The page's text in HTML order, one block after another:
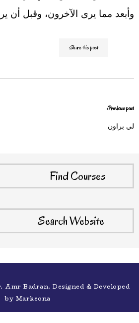
وأبعد مما يرى الآخرون، وقبل أن
Share this post:
Previous post:
لي براون
Amr Badran. Designed & Developed
by Markeona